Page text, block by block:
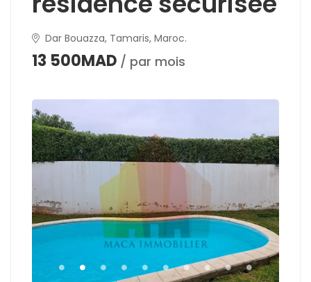
Dar Bouazza, Tamaris, Maroc.
13 500MAD / par mois